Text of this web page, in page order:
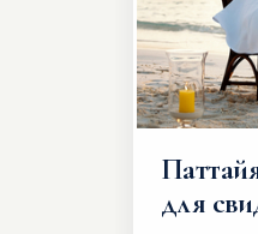
для